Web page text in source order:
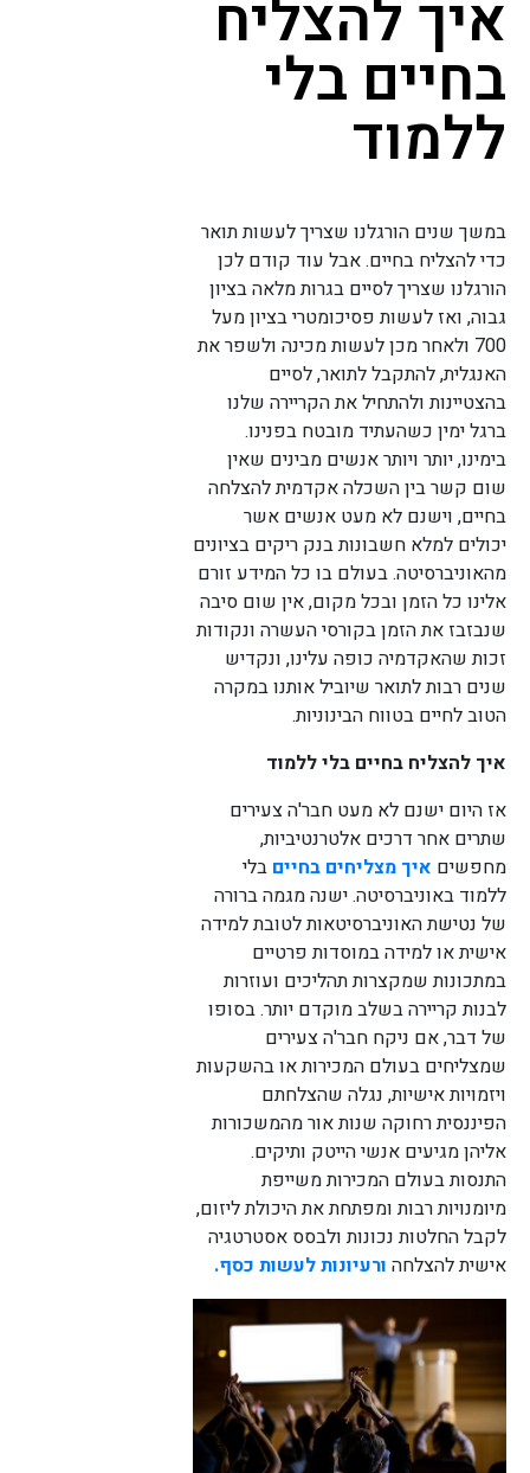
איך להצליח
בחיים בלי
ללמוד
במשך שנים הורגלנו שצריך לעשות תואר
כדי להצליח בחיים. אבל עוד קודם לכן
הורגלנו שצריך לסיים בגרות מלאה בציון
גבוה, ואז לעשות פסיכומטרי בציון מעל
700 ולאחר מכן לעשות מכינה ולשפר את
האנגלית, להתקבל לתואר, לסיים
בהצטיינות ולהתחיל את הקריירה שלנו
ברגל ימין כשהעתיד מובטח בפנינו.
בימינו, יותר ויותר אנשים מבינים שאין
שום קשר בין השכלה אקדמית להצלחה
בחיים, וישנם לא מעט אנשים אשר
יכולים למלא חשבונות בנק ריקים בציונים
מהאוניברסיטה. בעולם בו כל המידע זורם
אלינו כל הזמן ובכל מקום, אין שום סיבה
שנבזבז את הזמן בקורסי העשרה ונקודות
זכות שהאקדמיה כופה עלינו, ונקדיש
שנים רבות לתואר שיוביל אותנו במקרה
הטוב לחיים בטווח הבינוניות.
איך להצליח בחיים בלי ללמוד
אז היום ישנם לא מעט חבר'ה צעירים
שתרים אחר דרכים אלטרנטיביות,
מחפשים איך מצליחים בחיים בלי
ללמוד באוניברסיטה. ישנה מגמה ברורה
של נטישת האוניברסיטאות לטובת למידה
אישית או למידה במוסדות פרטיים
במתכונות שמקצרות תהליכים ועוזרות
לבנות קריירה בשלב מוקדם יותר. בסופו
של דבר, אם ניקח חבר'ה צעירים
שמצליחים בעולם המכירות או בהשקעות
ויזמויות אישיות, נגלה שהצלחתם
הפיננסית רחוקה שנות אור מהמשכורות
אליהן מגיעים אנשי הייטק ותיקים.
התנסות בעולם המכירות משייפת
מיומנויות רבות ומפתחת את היכולת ליזום,
לקבל החלטות נכונות ולבסס אסטרטגיה
אישית להצלחה ורעיונות לעשות כסף.
לורם איפסום דולור סיט אמט, קונסקטורר
אדיפיסינג אלית לפרומי בלוף קינץ תתיח לרעח. לת
צשחמי צש בליא, מנסוטו צמלח לביקו ננבי, צמוקו